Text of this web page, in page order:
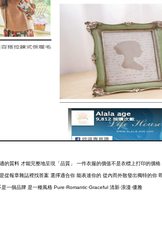
的質料 才能完整地呈現「品質」 一件衣服的價值不是衣標上打印的價
從報章雜誌裡找答案 選擇適合你 能表達你的 從內而外散發出獨特的你
一個品牌 是一種風格 Pure·Romantic·Graceful 清新·浪漫·優雅